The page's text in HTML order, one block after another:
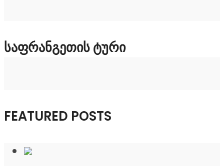
ᲡᲐᲤᲠᲐᲜᲒᲔᲗᲘᲡ ᲢᲣᲠᲘ
FEATURED POSTS